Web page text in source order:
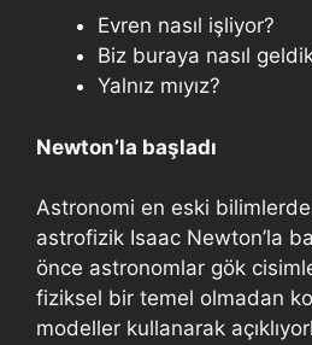
Evren nasıl işliyor?
Biz buraya nasıl
Yalnız mıyız?
Newton’la başladı
Astronomi en eski
astrofizik Isaac Newton’la
önce astronomlar gök
fiziksel bir temel olmadan
modeller kullanarak